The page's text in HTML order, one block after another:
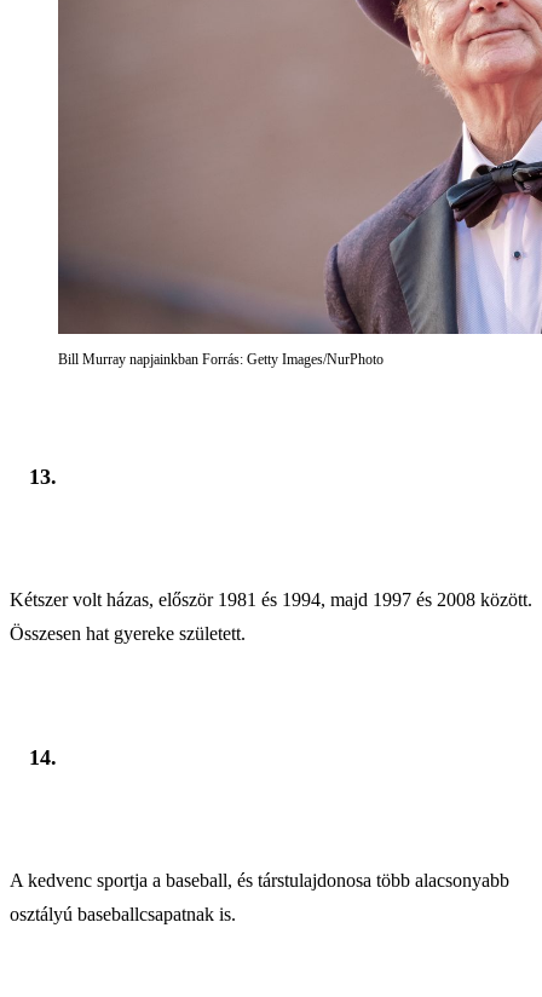
Bill Murray napjainkban Forrás: Getty Images/NurPhoto
13.
Kétszer volt házas, először 1981 és 1994, majd 1997 és 2008 között.
Összesen hat gyereke született.
14.
A kedvenc sportja a baseball, és társtulajdonosa több alacsonyabb
osztályú baseballcsapatnak is.